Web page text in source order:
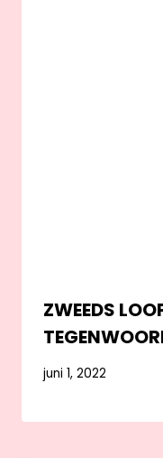
ZWEEDS
juni 1, 2022